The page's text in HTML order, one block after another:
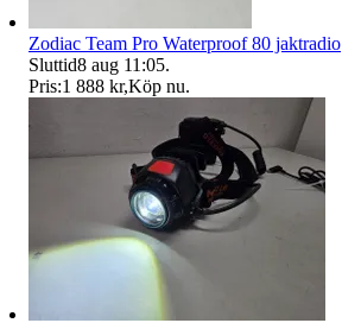
Zodiac Team Pro Waterproof 80 jaktradio
Sluttid8 aug 11:05.
Pris:1 888 kr,Köp nu.